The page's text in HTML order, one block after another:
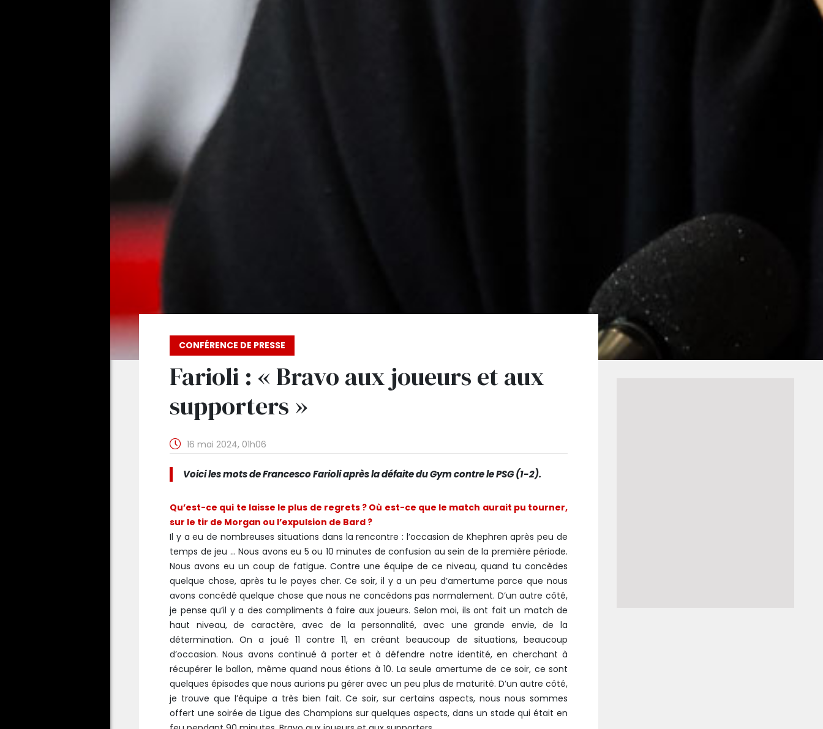
CONFÉRENCE DE PRESSE
Farioli : « Bravo aux joueurs et aux
supporters »
16 mai 2024, 01h06
Voici les mots de Francesco Farioli après la défaite du Gym contre le PSG (1-2).
Qu’est-ce qui te laisse le plus de regrets ? Où est-ce que le match aurait pu tourner,
sur le tir de Morgan ou l’expulsion de Bard ?
Il y a eu de nombreuses situations dans la rencontre : l’occasion de Khephren après peu de
temps de jeu … Nous avons eu 5 ou 10 minutes de confusion au sein de la première période.
Nous avons eu un coup de fatigue. Contre une équipe de ce niveau, quand tu concèdes
quelque chose, après tu le payes cher. Ce soir, il y a un peu d’amertume parce que nous
avons concédé quelque chose que nous ne concédons pas normalement. D’un autre côté,
je pense qu’il y a des compliments à faire aux joueurs. Selon moi, ils ont fait un match de
haut niveau, de caractère, avec de la personnalité, avec une grande envie, de la
détermination. On a joué 11 contre 11, en créant beaucoup de situations, beaucoup
d’occasion. Nous avons continué à porter et à défendre notre identité, en cherchant à
récupérer le ballon, même quand nous étions à 10. La seule amertume de ce soir, ce sont
quelques épisodes que nous aurions pu gérer avec un peu plus de maturité. D’un autre côté,
je trouve que l’équipe a très bien fait. Ce soir, sur certains aspects, nous nous sommes
offert une soirée de Ligue des Champions sur quelques aspects, dans un stade qui était en